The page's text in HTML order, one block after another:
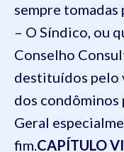
sempre
– O Síndico, ou
Conselho
destituídos pelo
dos condôminos
Geral
fim.CAPÍTULO VI